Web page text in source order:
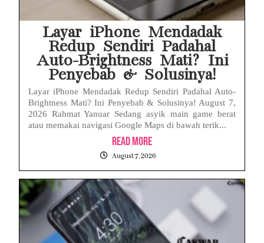
HP Huawei Cepat Panas? Ini Penyebab Utama dan Cara Mengatasinya
Layar iPhone Mendadak
Redup Sendiri Padahal
Auto-Brightness Mati? Ini
Penyebab & Solusinya!
Layar iPhone Mendadak Redup Sendiri Padahal Auto-
Brightness Mati? Ini Penyebab & Solusinya! August 7,
2026 Rahmat Yanuar Sedang asyik main game berat
atau memakai navigasi Google Maps di bawah terik...
Read More
August 7, 2026